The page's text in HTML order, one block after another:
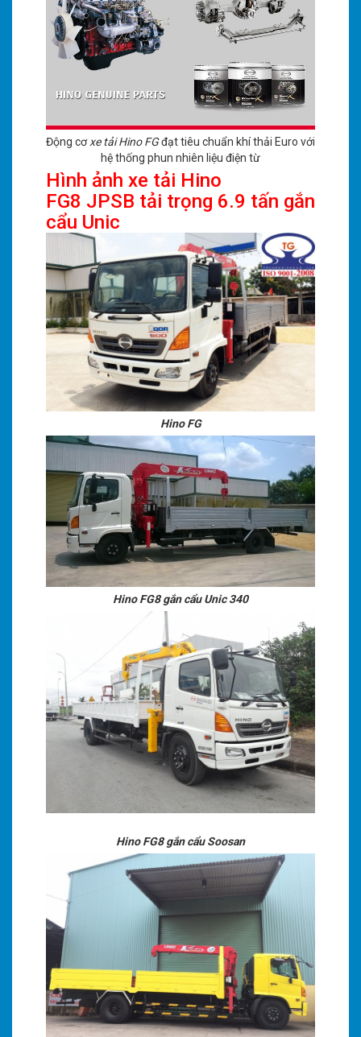
Động cơxe tải Hino FGđạt tiêu chuẩn khí thải Euro với
hệ thống phun nhiên liệu điện từ
Hình ảnh xe tải Hino
FG8 JPSB tải trọng 6.9 tấn gắn
cẩu Unic
Hino FG
Hino FG8 gắn cẩu Unic 340
Hino FG8 gắn cẩu Soosan